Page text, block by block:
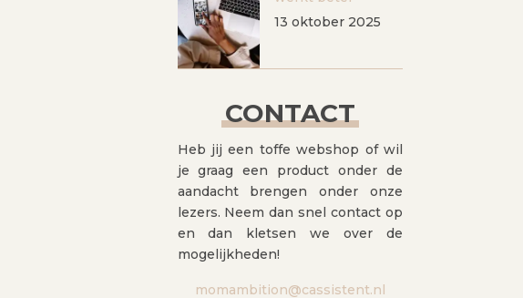
13 oktober 2025
CONTACT
Heb jij een toffe webshop of wil
je graag een product onder de
aandacht brengen onder onze
lezers. Neem dan snel contact op
en dan kletsen we over de
mogelijkheden!
momambition@cassistent.nl